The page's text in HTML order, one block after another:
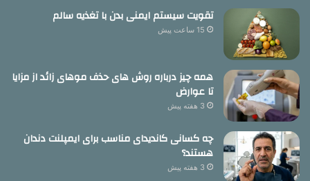
تقویت سیستم ایمنی بدن با تغذیه سالم
15 ساعت پیش
همه چیز درباره روش های حذف موهای زائد از مزایا
تا عوارض
3 هفته پیش
چه کسانی کاندیدای مناسب برای ایمپلنت دندان
هستند؟
3 هفته پیش